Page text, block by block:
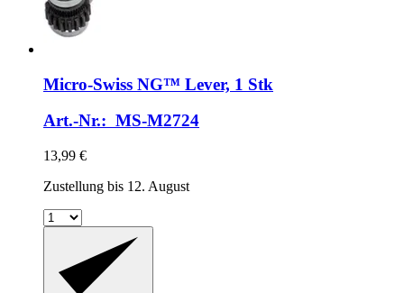
Micro-Swiss NG™ Lever, 1 Stk
Art.-Nr.: MS-M2724
13,99 €
Zustellung bis 12. August